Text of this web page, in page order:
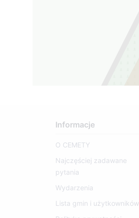
117
Informacje
O CEMETY
Najczęściej zadawane
pytania
Wydarzenia
Lista gmin i użytkowników